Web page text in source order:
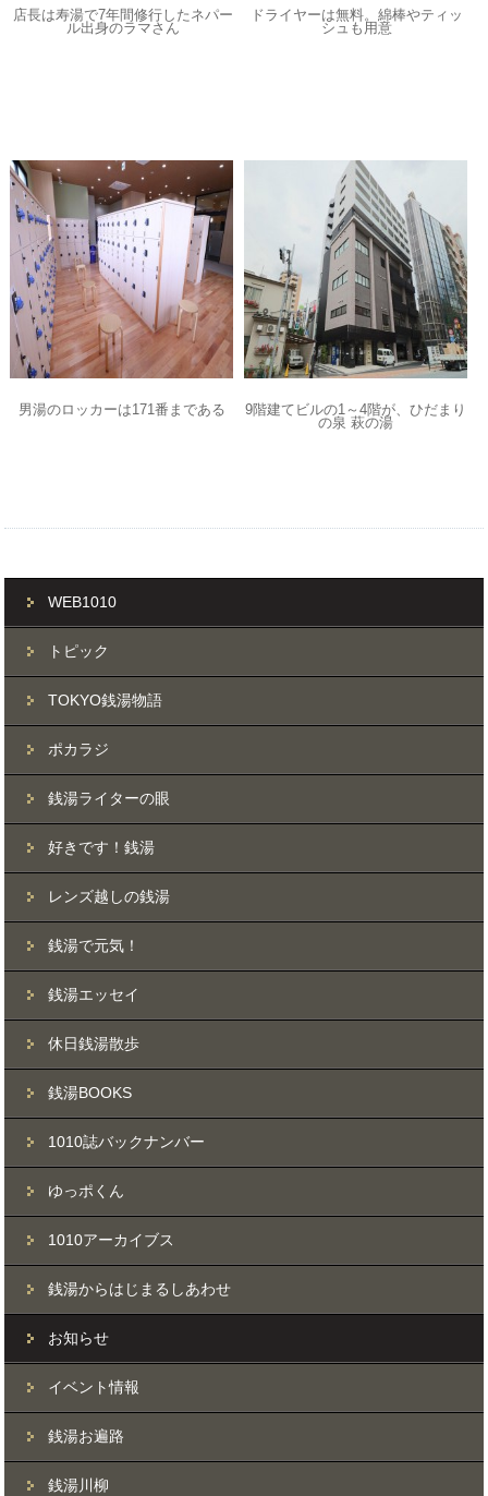
店長は寿湯で7年間修行したネパー
ル出身のラマさん
ドライヤーは無料。綿棒やティッ
シュも用意
男湯のロッカーは171番まである
9階建てビルの1～4階が、ひだまり
の泉 萩の湯
WEB1010
トピック
TOKYO銭湯物語
ポカラジ
銭湯ライターの眼
好きです！銭湯
レンズ越しの銭湯
銭湯で元気！
銭湯エッセイ
休日銭湯散歩
銭湯BOOKS
1010誌バックナンバー
ゆっポくん
1010アーカイブス
銭湯からはじまるしあわせ
お知らせ
イベント情報
銭湯お遍路
銭湯川柳